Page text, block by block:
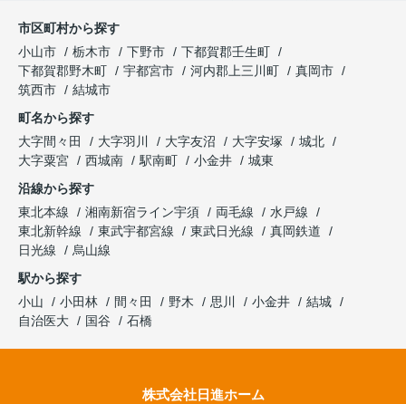
市区町村から探す
小山市
栃木市 下野市
下都賀郡壬生町
下都賀郡野木町
宇都宮市 河内郡上三川町
真岡市
筑西市
結城市
町名から探す
大字間々田
大字羽川 大字友沼 大字安塚
城北
大字粟宮
西城南 駅南町 小金井
城東
沿線から探す
東北本線
湘南新宿ライン宇須 両毛線
水戸線
東北新幹線
東武宇都宮線 東武日光線
真岡鉄道
日光線
烏山線
駅から探す
小山
小田林 間々田 野木 思川 小金井
結城
自治医大
国谷 石橋
株式会社日進ホーム